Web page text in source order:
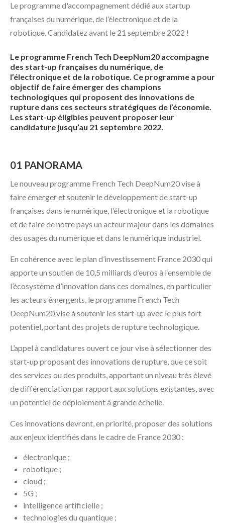
Le programme d'accompagnement dédié aux startup
françaises du numérique, de l’électronique et de la
robotique. Candidatez avant le 21 septembre 2022 !
Le programme French Tech DeepNum20 accompagne
des start-up françaises du numérique, de
l’électronique et de la robotique. Ce programme a pour
objectif de faire émerger des champions
technologiques qui proposent des innovations de
rupture dans ces secteurs stratégiques de l’économie.
Les start-up éligibles peuvent proposer leur
candidature jusqu’au 21 septembre 2022.​
01 PANORAMA
Le nouveau programme French Tech DeepNum20 vise à
faire émerger et soutenir le développement de start-up
françaises dans le numérique, l’électronique et la robotique
et de faire de notre pays un acteur majeur dans les domaines
des usages du numérique et dans le numérique industriel.
En cohérence avec le plan d’investissement France 2030 qui
apporte un soutien de 10,5 milliards d’euros à l’ensemble de
l’écosystème d’innovation dans ces domaines, en particulier
les acteurs émergents, le programme French Tech
DeepNum20 vise à soutenir les start-up avec le plus fort
potentiel, portant des projets de rupture technologique.
L’appel à candidatures ouvert ce jour vise à sélectionner des
start-up proposant des innovations de rupture, que ce soit
des services ou des produits, apportant un niveau très élevé
de différenciation par rapport aux solutions existantes, avec
un potentiel de déploiement à grande échelle.
Ces innovations devront, en priorité, proposer des solutions
aux enjeux identifiés dans le cadre de France 2030 :
électronique ;
robotique ;
cloud ;
5G ;
intelligence artificielle ;
technologies du quantique ;